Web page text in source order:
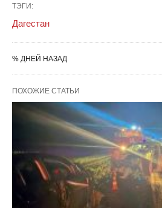
ТЭГИ:
Дагестан
% ДНЕЙ НАЗАД
ПОХОЖИЕ СТАТЬИ